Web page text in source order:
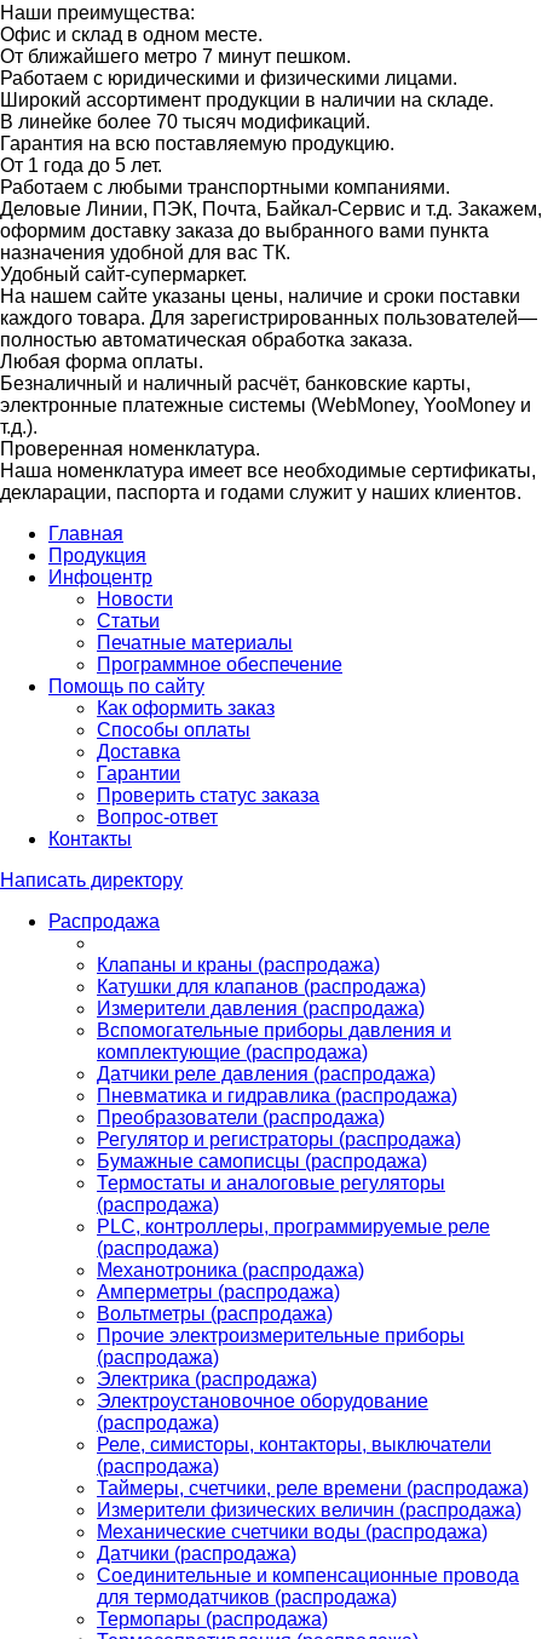
Наши преимущества:
Офис и склад в одном месте.
От ближайшего метро 7 минут пешком.
Работаем с юридическими и физическими лицами.
Широкий ассортимент продукции в наличии на складе.
В линейке более 70 тысяч модификаций.
Гарантия на всю поставляемую продукцию.
От 1 года до 5 лет.
Работаем с любыми транспортными компаниями.
Деловые Линии, ПЭК, Почта, Байкал-Сервис и т.д. Закажем,
оформим доставку заказа до выбранного вами пункта
назначения удобной для вас ТК.
Удобный сайт-супермаркет.
На нашем сайте указаны цены, наличие и сроки поставки
каждого товара. Для зарегистрированных пользователей—
полностью автоматическая обработка заказа.
Любая форма оплаты.
Безналичный и наличный расчёт, банковские карты,
электронные платежные системы (WebMoney, YooMoney и
т.д.).
Проверенная номенклатура.
Наша номенклатура имеет все необходимые сертификаты,
декларации, паспорта и годами служит у наших клиентов.
Главная
Продукция
Инфоцентр
Новости
Статьи
Печатные материалы
Программное обеспечение
Помощь по сайту
Как оформить заказ
Способы оплаты
Доставка
Гарантии
Проверить статус заказа
Вопрос-ответ
Контакты
Написать директору
Распродажа
Клапаны и краны (распродажа)
Катушки для клапанов (распродажа)
Измерители давления (распродажа)
Вспомогательные приборы давления и
комплектующие (распродажа)
Датчики реле давления (распродажа)
Пневматика и гидравлика (распродажа)
Преобразователи (распродажа)
Регулятор и регистраторы (распродажа)
Бумажные самописцы (распродажа)
Термостаты и аналоговые регуляторы
(распродажа)
PLС, контроллеры, программируемые реле
(распродажа)
Механотроника (распродажа)
Амперметры (распродажа)
Вольтметры (распродажа)
Прочие электроизмерительные приборы
(распродажа)
Электрика (распродажа)
Электроустановочное оборудование
(распродажа)
Реле, симисторы, контакторы, выключатели
(распродажа)
Таймеры, счетчики, реле времени (распродажа)
Измерители физических величин (распродажа)
Механические счетчики воды (распродажа)
Датчики (распродажа)
Соединительные и компенсационные провода
для термодатчиков (распродажа)
Термопары (распродажа)